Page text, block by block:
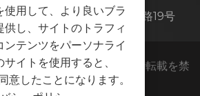
州市晋江市五理工業区霊安路19号
ニク機械技術有限公司無断転載を禁
じます。
用して、より良いブラ
供し、サイトのトラフィ
ンテンツをパーソナライ
イトを使用すると、
したことになります。